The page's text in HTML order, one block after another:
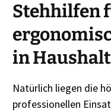
Stehhilfen
in
Natürlich liegen die
professionellen